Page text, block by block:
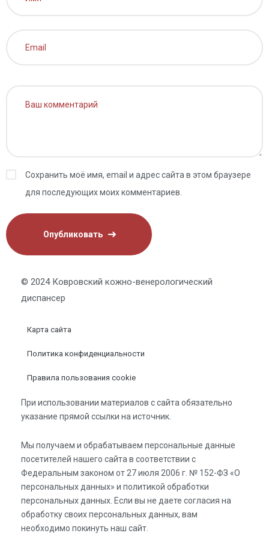
Сохранить моё имя, email и адрес сайта в этом браузере
для последующих моих комментариев.
© 2024 Ковровский кожно-венерологический
диспансер
Карта сайта
Политика конфиденциальности
Правила пользования cookie
При использовании материалов с сайта обязательно
указание прямой ссылки на источник.
Мы получаем и обрабатываем персональные данные
посетителей нашего сайта в соответствии с
Федеральным законом от 27 июля 2006 г. № 152-ФЗ «О
персональных данных» и политикой обработки
персональных данных. Если вы не даете согласия на
обработку своих персональных данных, вам
необходимо покинуть наш сайт.